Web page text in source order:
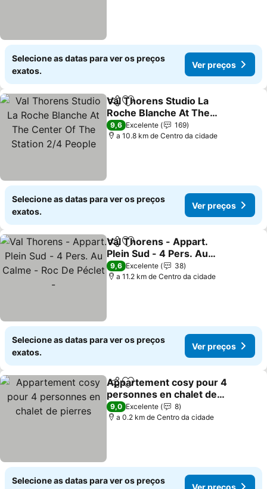
Selecione as datas para ver os preços
exatos.
Ver preços
PartilharAdicionar aos favoritos
Val Thorens Studio La
Roche Blanche At The
Center Of The Station 2/4
People
Ver preços
9,6 Excelente
169
a 10.8 km de Centro da cidade
Selecione as datas para ver os preços
exatos.
Ver preços
PartilharAdicionar aos favoritos
Val Thorens - Appart.
Plein Sud - 4 Pers. Au
Calme - Roc De Péclet -
Ver preços
9,6 Excelente
38
a 11.2 km de Centro da cidade
Selecione as datas para ver os preços
exatos.
Ver preços
PartilharAdicionar aos favoritos
Appartement cosy pour 4
personnes en chalet de
pierres
Ver preços
9,0 Excelente
8
a 0.2 km de Centro da cidade
Selecione as datas para ver os preços
Ver preços